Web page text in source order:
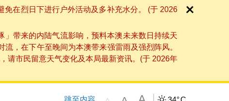
在烈日下进行户外活动及多补充水分。 (于 2026
带来的内陆气流影响，预料本澳未来数日持续天
，在下午至晚间为本澳带来强雷雨及强烈阵风。
请市民留意天气变化及本局最新资讯。(于 2026年
跳至内容